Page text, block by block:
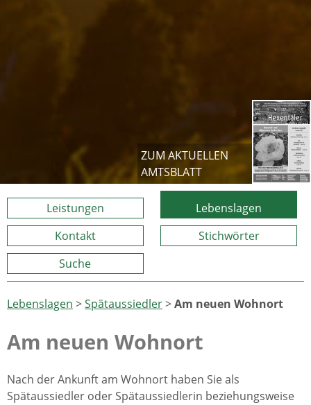
ZUM AKTUELLEN
AMTSBLATT
Leistungen
Lebenslagen
Kontakt
Stichwörter
Suche
Lebenslagen >Spätaussiedler>Am neuen Wohnort
Am neuen Wohnort
Nach der Ankunft am Wohnort haben Sie als
Spätaussiedler oder Spätaussiedlerin beziehungsweise